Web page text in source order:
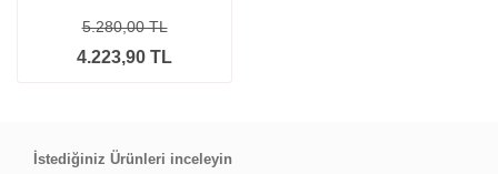
4.223,90 TL
5.280,00 TL
İstediğiniz Ürünleri inceleyin